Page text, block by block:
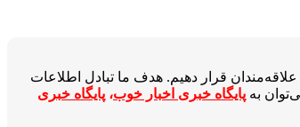
قرار دهیم. هدف ما تبادل اطلاعات
به پایگاه خبری اخبار خوب، پایگاه خبری